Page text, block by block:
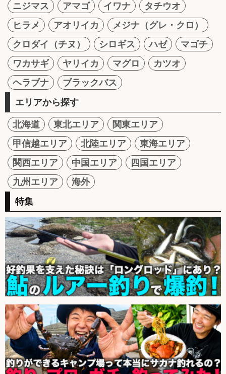
ニジマス
アマゴ イワナ
タチウオ
ヒラメ
アオリイカ
メジナ（グレ・クロ）
クロダイ（チヌ）
シロギス ハゼ
マゴチ
ワカサギ
ヤリイカ マグロ
カツオ
ヘラブナ
ブラックバス
エリアから探す
北海道 東北エリア
関東エリア
甲信越エリア
北陸エリア
東海エリア
関西エリア
中国エリア
四国エリア
九州エリア
海外
特集